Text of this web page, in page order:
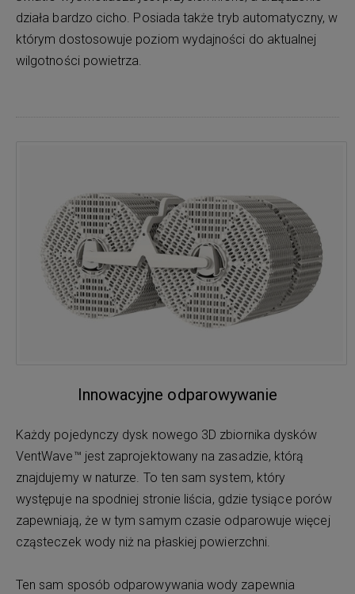
działa bardzo cicho. Posiada także tryb automatyczny, w
którym dostosowuje poziom wydajności do aktualnej
wilgotności powietrza.
Innowacyjne odparowywanie
Każdy pojedynczy dysk nowego 3D zbiornika dysków
VentWave™ jest zaprojektowany na zasadzie, którą
znajdujemy w naturze. To ten sam system, który
występuje na spodniej stronie liścia, gdzie tysiące porów
zapewniają, że w tym samym czasie odparowuje więcej
cząsteczek wody niż na płaskiej powierzchni.
Ten sam sposób odparowywania wody zapewnia